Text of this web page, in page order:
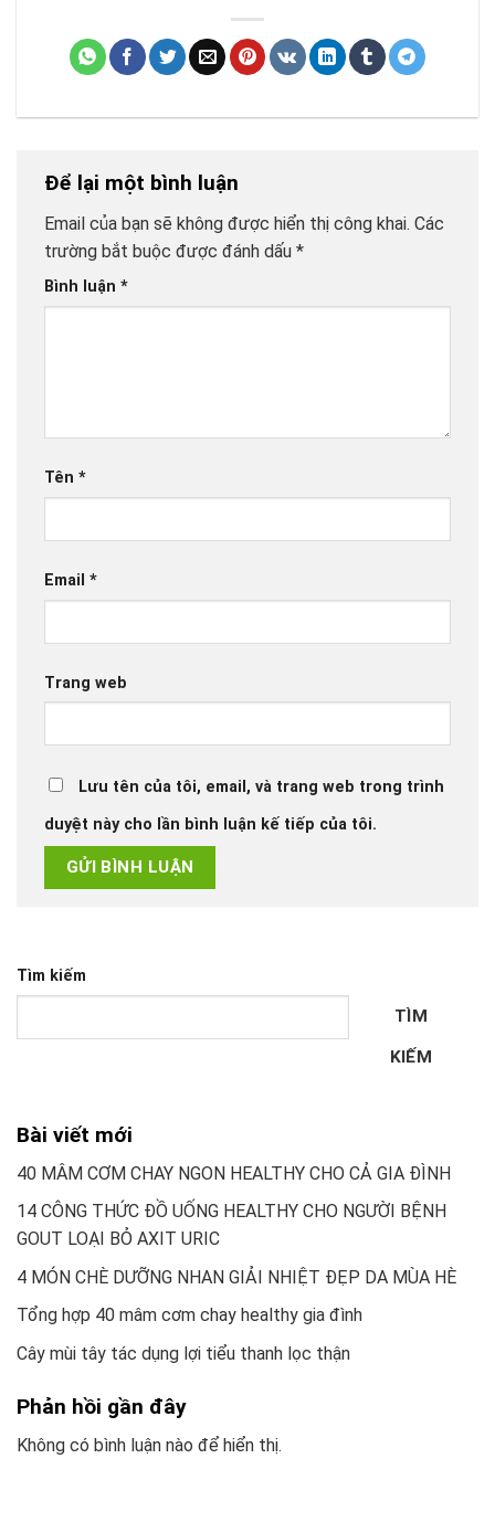
Để lại một bình luận
Email của bạn sẽ không được hiển thị công khai. Các
trường bắt buộc được đánh dấu *
Bình luận *
Tên *
Email *
Trang web
Lưu tên của tôi, email, và trang web trong trình
duyệt này cho lần bình luận kế tiếp của tôi.
Tìm kiếm
TÌM
KIẾM
Bài viết mới
40 MÂM CƠM CHAY NGON HEALTHY CHO CẢ GIA ĐÌNH
14 CÔNG THỨC ĐỒ UỐNG HEALTHY CHO NGƯỜI BỆNH
GOUT LOẠI BỎ AXIT URIC
4 MÓN CHÈ DƯỠNG NHAN GIẢI NHIỆT ĐẸP DA MÙA HÈ
Tổng hợp 40 mâm cơm chay healthy gia đình
Cây mùi tây tác dụng lợi tiểu thanh lọc thận
Phản hồi gần đây
Không có bình luận nào để hiển thị.